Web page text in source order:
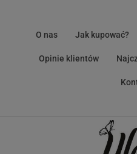
O nas Jak kupować?
Opinie klientów